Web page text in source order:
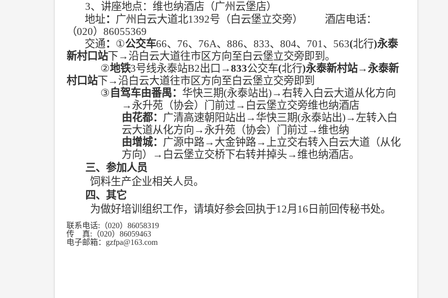
3、讲座地点：维也纳酒店（广州云堡店）
地址： 广州白云大道北1392号（白云堡立交旁）
酒店电话：
（020） 86055369
交通： ①公交车66、 76、 76A、886、833、804、 701、 563(北行)永泰
新村口站下 → 沿白云大道往市区方向至白云堡立交旁即到 。
②地铁3号线永泰站B2出口 →833公交车(北行)永泰新村站→永泰新
村口站下 → 沿白云大道往市区方向至白云堡立交旁即到
③ 自驾车由番禺： 华快三期(永泰站出) →右转入白云大道从化方向
→ 永升苑（协会）门前过→ 白云堡立交旁维也纳酒店
由花都： 广清高速朝阳站出 → 华快三期(永泰站出) → 左转入白
云大道从化方向 → 永升苑（协会）门前过→ 维也纳
由增城： 广源中路→ 大金钟路→ 上立交右转入白云大道（从化
方向）
→ 白云堡立交桥下右转并掉头→ 维也纳酒店。
三、参加人员
饲料生产企业相关人员。
四、其它
为做好培训组织工作，请填好参会回执于12月 16 日前回传秘书处。
联系电话: （020） 86058319
传
真: （020） 86059463
电子邮箱： gzfpa@163.com